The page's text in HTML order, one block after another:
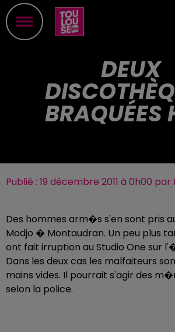
DEUX
BRAQUÉES
Publié : 19 décembre 2011 à 0h00
Des hommes arm�s s'en sont pris
Modjo � Montaudran. Un peu plus
ont fait irruption au Studio One sur
Dans les deux cas les malfaiteurs
mains vides. Il pourrait s'agir des
selon la police.